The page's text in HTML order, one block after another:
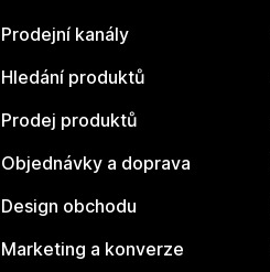
Prodejní kanály
Hledání produktů
Prodej produktů
Objednávky a doprava
Design obchodu
Marketing a konverze